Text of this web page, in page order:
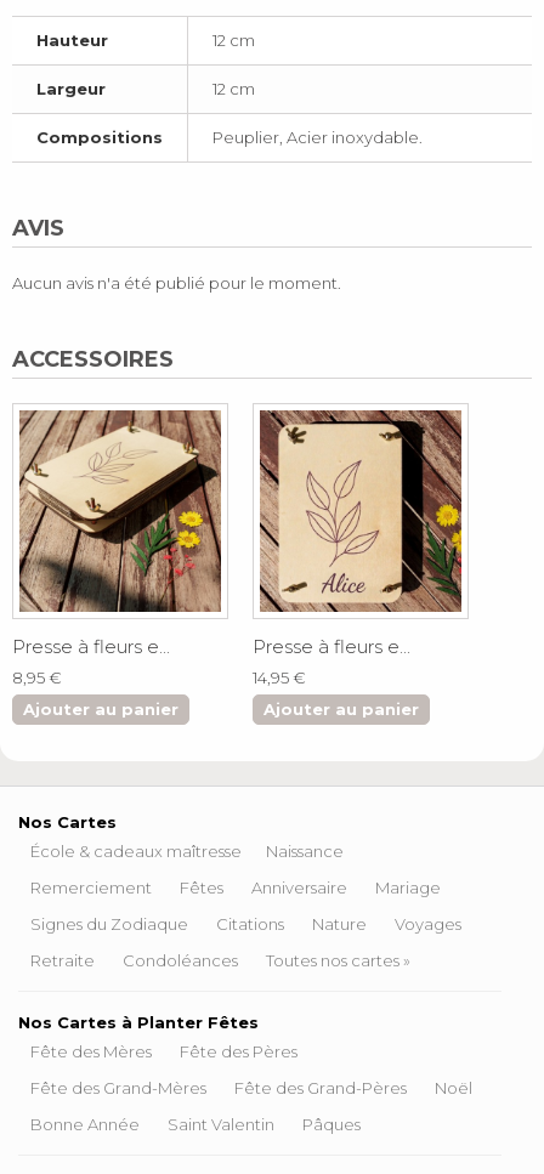
Hauteur 12 cm
Largeur 12 cm
Compositions Peuplier, Acier inoxydable.
AVIS
Aucun avis n'a été publié pour le moment.
ACCESSOIRES
Presse à fleurs e...
8,95 €
Ajouter au panier
Presse à fleurs e...
14,95 €
Ajouter au panier
Nos Cartes
École & cadeaux maîtresse
Naissance
Remerciement
Fêtes Anniversaire
Mariage
Signes du Zodiaque
Citations Nature
Voyages
Retraite
Condoléances Toutes nos cartes »
Nos Cartes à Planter Fêtes
Fête des Mères
Fête des Pères
Fête des Grand-Mères
Fête des Grand-Pères
Noël
Bonne Année
Saint Valentin Pâques